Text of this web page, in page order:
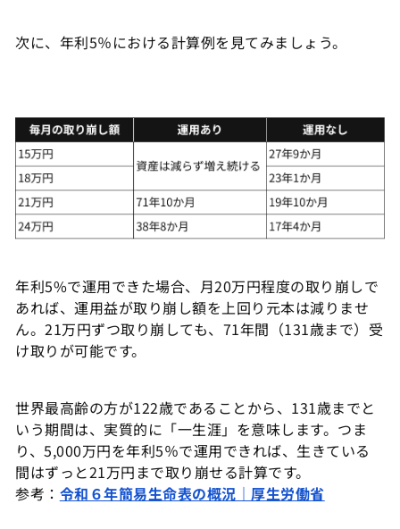
次に、年利5％における計算例を見てみましょう。
年利5%で運用できた場合、月20万円程度の取り崩しで
あれば、運用益が取り崩し額を上回り元本は減りませ
ん。21万円ずつ取り崩しても、71年間（131歳まで）受
け取りが可能です。
世界最高齢の方が122歳であることから、131歳までと
いう期間は、実質的に「一生涯」を意味します。つま
り、5,000万円を年利5％で運用できれば、生きている
間はずっと21万円まで取り崩せる計算です。
参考： 令和６年簡易生命表の概況｜厚生労働省